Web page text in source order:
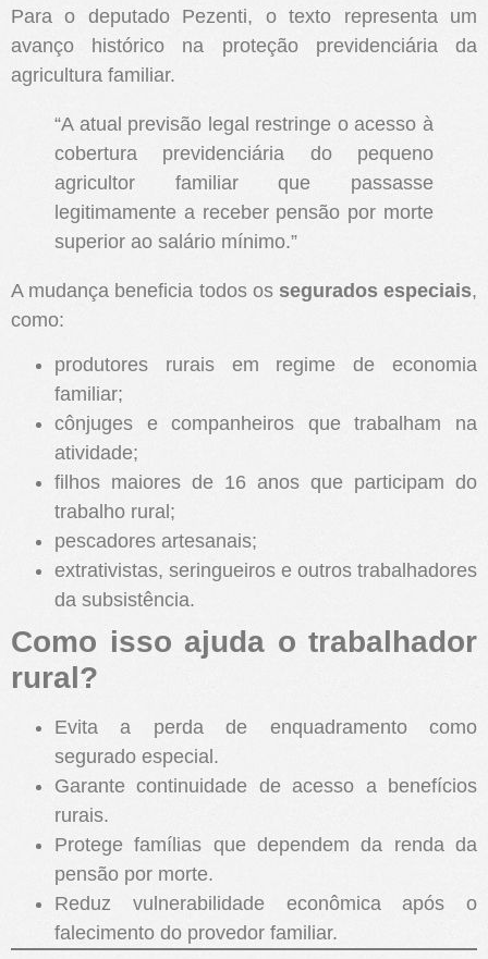
Para o deputado Pezenti, o texto representa um
avanço histórico na proteção previdenciária da
agricultura familiar.
“A atual previsão legal restringe o acesso à
cobertura previdenciária do pequeno
agricultor familiar que passasse
legitimamente a receber pensão por morte
superior ao salário mínimo.”
A mudança beneficia todos os segurados especiais,
como:
produtores rurais em regime de economia
familiar;
cônjuges e companheiros que trabalham na
atividade;
filhos maiores de 16 anos que participam do
trabalho rural;
pescadores artesanais;
extrativistas, seringueiros e outros trabalhadores
da subsistência.
Como isso ajuda o trabalhador
rural?
Evita a perda de enquadramento como
segurado especial.
Garante continuidade de acesso a benefícios
rurais.
Protege famílias que dependem da renda da
pensão por morte.
Reduz vulnerabilidade econômica após o
falecimento do provedor familiar.